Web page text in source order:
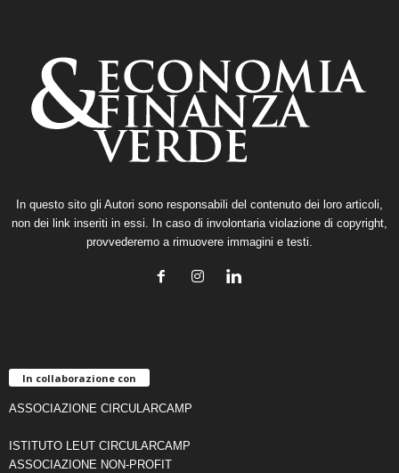
In questo sito gli Autori sono responsabili del contenuto dei loro articoli,
non dei link inseriti in essi. In caso di involontaria violazione di copyright,
provvederemo a rimuovere immagini e testi.
In collaborazione con
ASSOCIAZIONE CIRCULARCAMP
ISTITUTO LEUT CIRCULARCAMP
ASSOCIAZIONE NON-PROFIT